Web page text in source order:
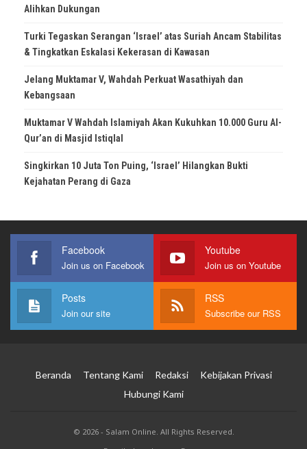
Alihkan Dukungan
Turki Tegaskan Serangan ‘Israel’ atas Suriah Ancam Stabilitas
& Tingkatkan Eskalasi Kekerasan di Kawasan
Jelang Muktamar V, Wahdah Perkuat Wasathiyah dan
Kebangsaan
Muktamar V Wahdah Islamiyah Akan Kukuhkan 10.000 Guru Al-
Qur’an di Masjid Istiqlal
Singkirkan 10 Juta Ton Puing, ‘Israel’ Hilangkan Bukti
Kejahatan Perang di Gaza
Facebook
Join us on Facebook
Youtube
Join us on Youtube
Posts
Join our site
RSS
Subscribe our RSS
Beranda Tentang Kami Redaksi
Kebijakan Privasi
Hubungi Kami
© 2026 - Salam Online. All Rights Reserved.